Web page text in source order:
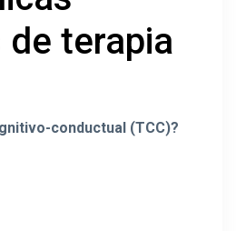
terapia
conductual (TCC)?